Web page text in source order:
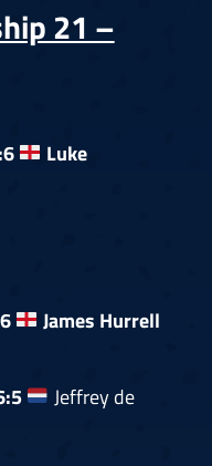
21 –
Luke
James Hurrell
Jeffrey de